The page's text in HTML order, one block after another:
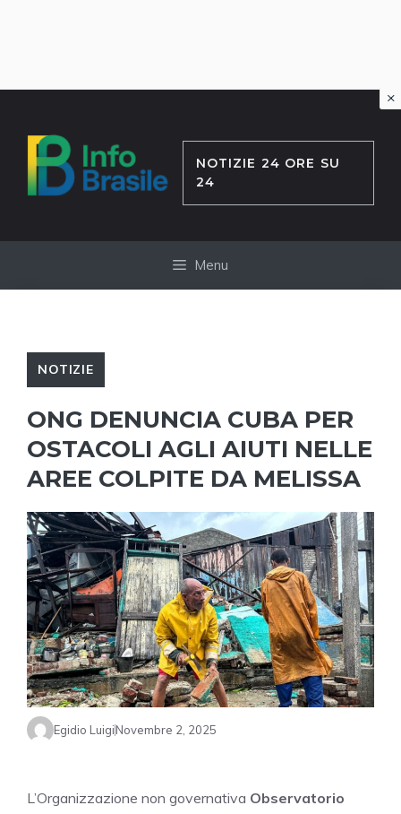
contenuto
NOTIZIE 24 ORE SU
24
Menu
NOTIZIE
ONG DENUNCIA CUBA PER
OSTACOLI AGLI AIUTI NELLE
AREE COLPITE DA MELISSA
Egidio LuigiNovembre 2, 2025
L’Organizzazione non governativa Observatorio
×